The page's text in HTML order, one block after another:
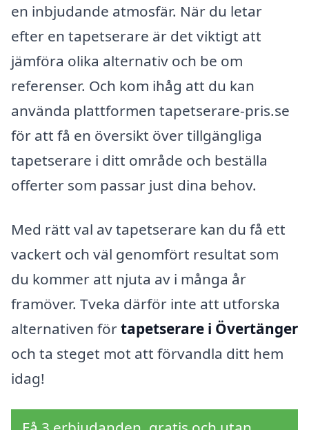
en inbjudande atmosfär. När du letar
efter en tapetserare är det viktigt att
jämföra olika alternativ och be om
referenser. Och kom ihåg att du kan
använda plattformen tapetserare-pris.se
för att få en översikt över tillgängliga
tapetserare i ditt område och beställa
offerter som passar just dina behov.
Med rätt val av tapetserare kan du få ett
vackert och väl genomfört resultat som
du kommer att njuta av i många år
framöver. Tveka därför inte att utforska
alternativen förtapetserare i Övertänger
och ta steget mot att förvandla ditt hem
idag!